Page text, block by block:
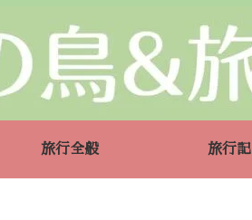
旅行全般 旅行記